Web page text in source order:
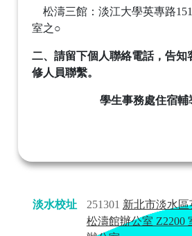
松濤三館：淡江大學英專路
室之○
二、請留下個人聯絡電話，告知
修人員聯繫。
學生事務處住宿輔
淡水校址 251301 新北市淡水區
松濤館辦公室 Z2200